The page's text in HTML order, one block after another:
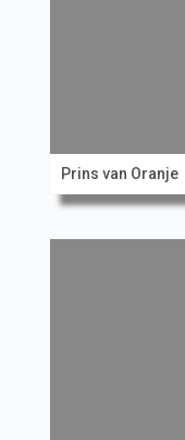
Prins van Oranje